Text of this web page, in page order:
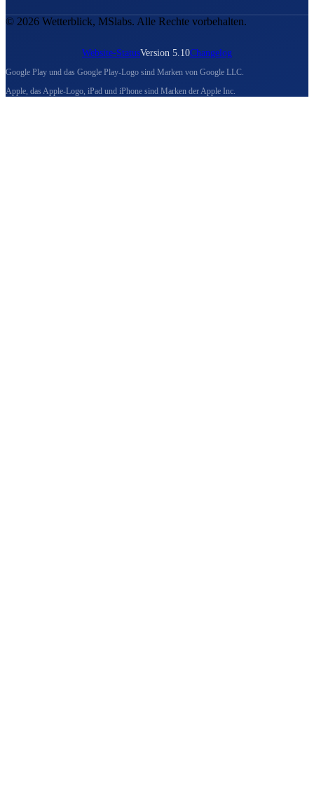
© 2026 Wetterblick, MSlabs. Alle Rechte vorbehalten.
Website-StatusVersion 5.10Changelog
Google Play und das Google Play-Logo sind Marken von Google LLC.
Apple, das Apple-Logo, iPad und iPhone sind Marken der Apple Inc.